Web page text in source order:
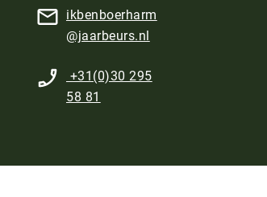
ikbenboerharm​
@jaarbeurs.nl
+31(0)30 295
58 81